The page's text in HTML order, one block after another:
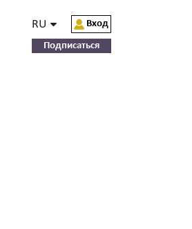
RU Вход
Подписаться